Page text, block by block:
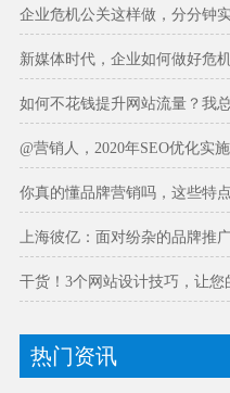
企业危机公关这样做，分分钟
新媒体时代，企业如何做好危
如何不花钱提升网站流量？我
@营销人，2020年SEO优化实
你真的懂品牌营销吗，这些特
上海彼亿：面对纷杂的品牌推
干货！3个网站设计技巧，让您
热门资讯